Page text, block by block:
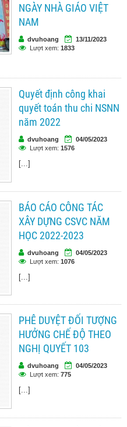
NGÀY NHÀ GIÁO VIỆT
NAM
dvuhoang
13/11/2023
Lượt xem: 1833
Quyết định công khai
quyết toán thu chi NSNN
năm 2022
dvuhoang
04/05/2023
Lượt xem: 1576
[...]
BÁO CÁO CÔNG TÁC
XÂY DỰNG CSVC NĂM
HỌC 2022-2023
dvuhoang
04/05/2023
Lượt xem: 1076
[...]
PHÊ DUYỆT ĐỐI TƯỢNG
HƯỞNG CHẾ ĐỘ THEO
NGHỊ QUYẾT 103
dvuhoang
04/05/2023
Lượt xem: 775
[...]